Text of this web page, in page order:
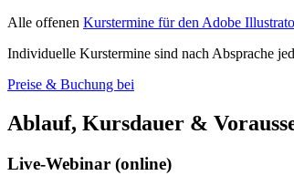
Alle offenen Kurstermine für den Adobe
Individuelle Kurstermine sind nach Absprache
Preise & Buchung bei
Ablauf, Kursdauer &
Live-Webinar (online)